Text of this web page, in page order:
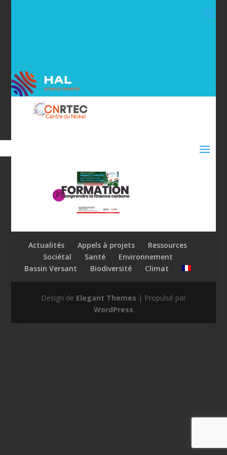
Actualités Appels à projets
Ressources
Sociétal
Santé
Environnement
Bassin Versant
Biodiversité Climat
Design de Elegant Themes | Propulsé par
WordPress